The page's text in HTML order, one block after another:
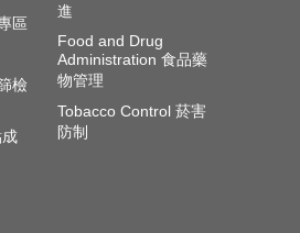
區
檢
進
Food and Drug
Administration 食品藥
物管理
Tobacco Control 菸害
防制